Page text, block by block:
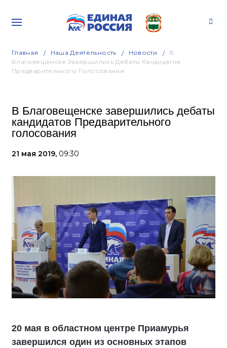
Главная Наша Деятельность Новости
В
Благовещенске Завершились Дебаты Кандидатов
Предварительного Голосования
В Благовещенске завершились дебаты
кандидатов Предварительного
голосования
21 мая 2019, 09:30
20 мая в областном центре Приамурья
завершился один из основных этапов